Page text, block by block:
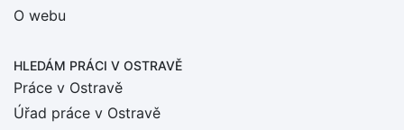
O webu
HLEDÁM PRÁCI V OSTRAVĚ
Práce v Ostravě
Úřad práce v Ostravě